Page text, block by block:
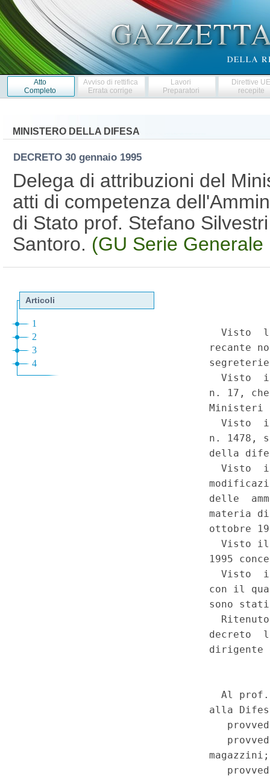
Atto
Completo
Avviso di rettifica
Errata corrige
Lavori
Preparatori
Direttive
recepite
MINISTERO DELLA DIFESA
DECRETO 30 gennaio 1995
Delega di attribuzioni del
atti di competenza
di Stato prof. Stefano
Santoro. (GU Serie